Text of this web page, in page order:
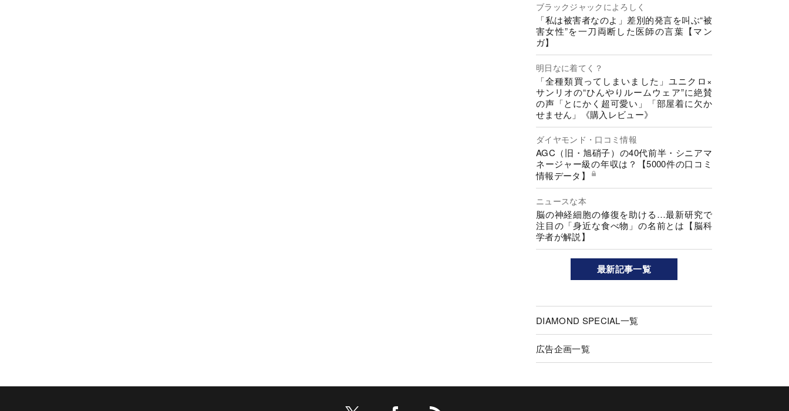
ブラックジャックによろしく
「私は被害者なのよ」差別的発言を叫ぶ“被
害女性”を一刀両断した医師の言葉【マン
ガ】
明日なに着てく？
「全種類買ってしまいました」ユニクロ×
サンリオの“ひんやりルームウェア”に絶賛
の声「とにかく超可愛い」「部屋着に欠か
せません」《購入レビュー》
ダイヤモンド・口コミ情報
AGC（旧・旭硝子）の40代前半・シニアマ
ネージャー級の年収は？【5000件の口コミ
情報データ】
ニュースな本
脳の神経細胞の修復を助ける…最新研究で
注目の「身近な食べ物」の名前とは【脳科
学者が解説】
最新記事一覧
DIAMOND SPECIAL一覧
広告企画一覧